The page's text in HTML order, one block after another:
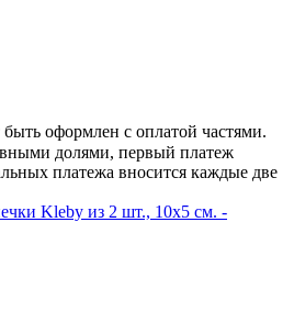
оформлен с оплатой частями.
долями, первый платеж
платежа вносится каждые две
Kleby из 2 шт., 10x5 см. -